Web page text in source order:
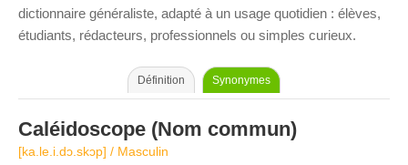
dictionnaire généraliste, adapté à un usage quotidien : élèves,
étudiants, rédacteurs, professionnels ou simples curieux.
Définition Synonymes
Caléidoscope (Nom commun)
[ka.le.i.dɔ.skɔp] / Masculin